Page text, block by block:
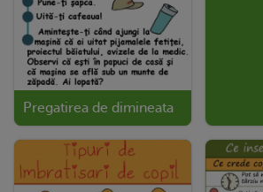
Pregatirea de dimineata